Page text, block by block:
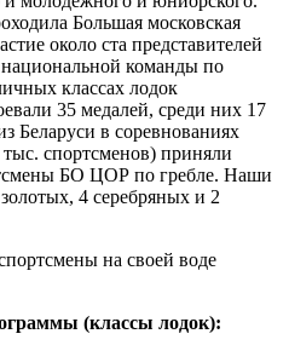
Большая московская
около ста представителей
команды по
классах лодок
35 медалей, среди них 17
Беларуси в соревнованиях
спортсменов) приняли
БО ЦОР по гребле. Наши
4 серебряных и 2
на своей воде
(классы лодок):